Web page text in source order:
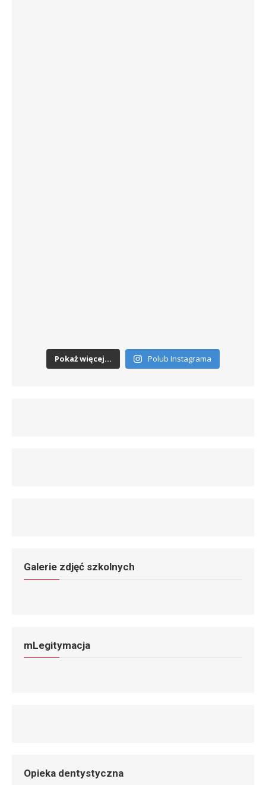
Pokaż więcej... Polub Instagrama
Galerie zdjęć szkolnych
mLegitymacja
Opieka dentystyczna